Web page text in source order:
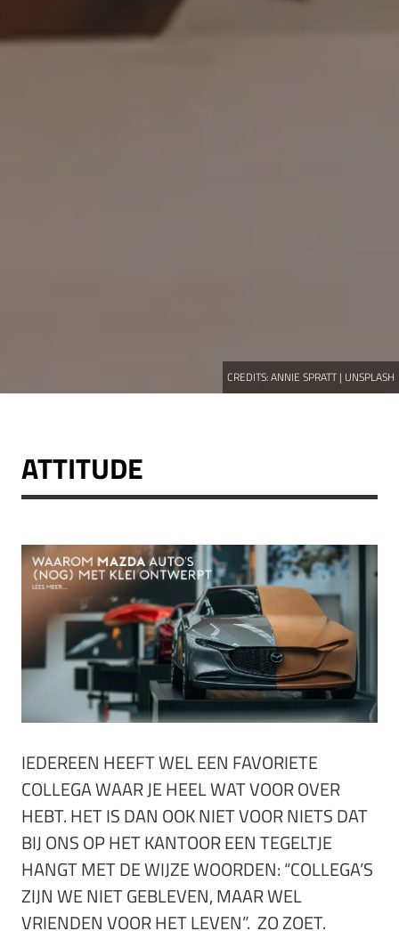
CREDITS:ANNIE SPRATT | UNSPLASH
ATTITUDE
IEDEREEN HEEFT WEL EEN FAVORIETE
COLLEGA WAAR JE HEEL WAT VOOR OVER
HEBT. HET IS DAN OOK NIET VOOR NIETS DAT
BIJ ONS OP HET KANTOOR EEN TEGELTJE
HANGT MET DE WIJZE WOORDEN: “COLLEGA’S
ZIJN WE NIET GEBLEVEN, MAAR WEL
VRIENDEN VOOR HET LEVEN”. ZO ZOET.